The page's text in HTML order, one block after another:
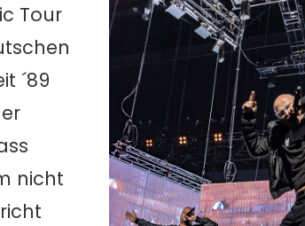
Tour
´89
nicht